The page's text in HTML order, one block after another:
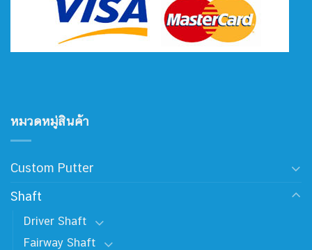
หมวดหมู่สินค้า
Custom Putter
Shaft
Driver Shaft
Fairway Shaft